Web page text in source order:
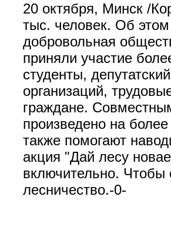
20 октября, Минск /
тыс. человек. Об
добровольная
приняли участие
студенты,
организаций,
граждане.
произведено на
также помогают
акция "Дай лесу
включительно. Чтобы
лесничество.-0-